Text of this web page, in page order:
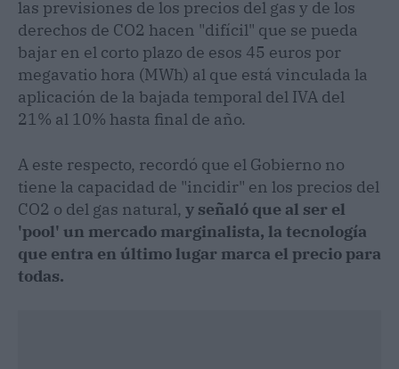
las previsiones de los precios del gas y de los
derechos de CO2 hacen "difícil" que se pueda
bajar en el corto plazo de esos 45 euros por
megavatio hora (MWh) al que está vinculada la
aplicación de la bajada temporal del IVA del
21% al 10% hasta final de año.
A este respecto, recordó que el Gobierno no
tiene la capacidad de "incidir" en los precios del
CO2 o del gas natural, y señaló que al ser el
'pool' un mercado marginalista, la tecnología
que entra en último lugar marca el precio para
todas.